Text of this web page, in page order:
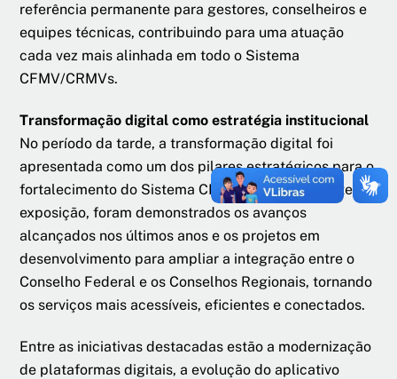
referência permanente para gestores, conselheiros e
equipes técnicas, contribuindo para uma atuação
cada vez mais alinhada em todo o Sistema
CFMV/CRMVs.
Transformação digital como estratégia institucional
No período da tarde, a transformação digital foi
apresentada como um dos pilares estratégicos para o
fortalecimento do Sistema CFMV/CRMVs. Durante a
exposição, foram demonstrados os avanços
alcançados nos últimos anos e os projetos em
desenvolvimento para ampliar a integração entre o
Conselho Federal e os Conselhos Regionais, tornando
os serviços mais acessíveis, eficientes e conectados.
Entre as iniciativas destacadas estão a modernização
de plataformas digitais, a evolução do aplicativo